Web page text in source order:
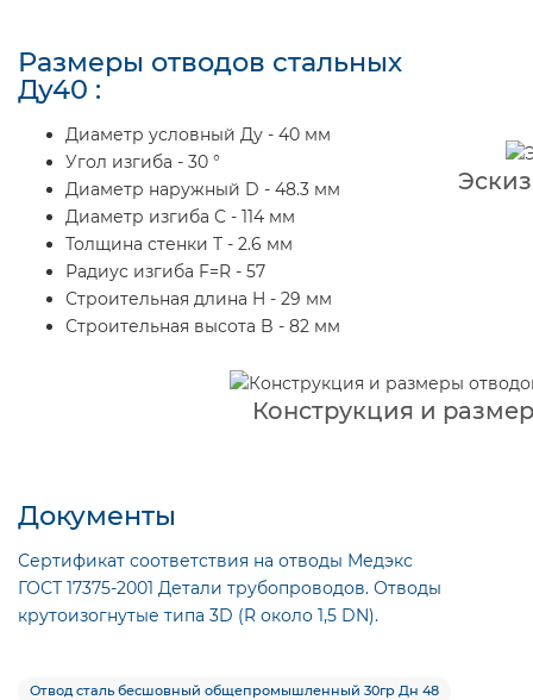
Размеры отводов стальных
Ду40 :
Диаметр условный Ду - 40 мм
Угол изгиба - 30 °
Диаметр наружный D - 48.3 мм
Диаметр изгиба C - 114 мм
Толщина стенки Т - 2.6 мм
Радиус изгиба F=R - 57
Строительная длина H - 29 мм
Строительная высота B - 82 мм
Конструкция и
Документы
Сертификат соответствия на отводы Медэкс
ГОСТ 17375-2001 Детали трубопроводов. Отводы
крутоизогнутые типа 3D (R около 1,5 DN).
Отвод сталь бесшовный общепромышленный 30гр Дн 48